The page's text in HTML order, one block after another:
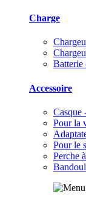
Charge
Batterie
Accessoire
Casque
Pour la
Pour le
Perche